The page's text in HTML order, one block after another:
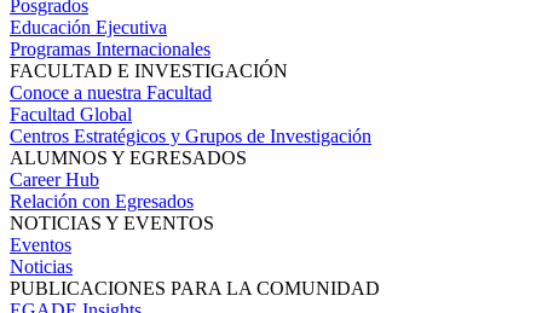
Posgrados
Educación Ejecutiva
Programas Internacionales
FACULTAD E INVESTIGACIÓN
Conoce a nuestra Facultad
Facultad Global
Centros Estratégicos y Grupos de Investigación
ALUMNOS Y EGRESADOS
Career Hub
Relación con Egresados
NOTICIAS Y EVENTOS
Eventos
Noticias
PUBLICACIONES PARA LA COMUNIDAD